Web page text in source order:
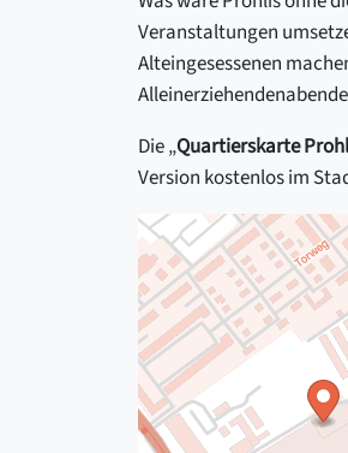
Veranstaltungen
Alteingesessenen
Die „Quartierskarte
Version kostenlos im